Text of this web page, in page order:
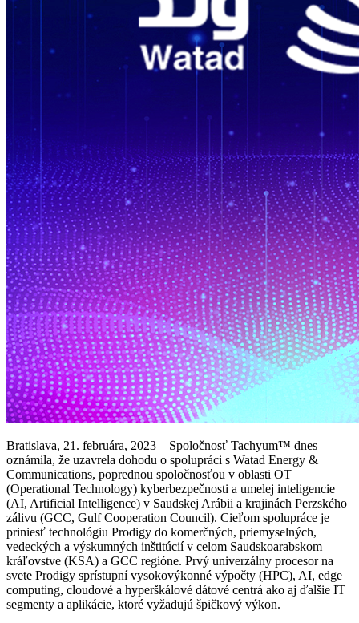
Bratislava, 21. februára, 2023 – Spoločnosť Tachyum™ dnes
oznámila, že uzavrela dohodu o spolupráci s Watad Energy &
Communications, poprednou spoločnosťou v oblasti OT
(Operational Technology) kyberbezpečnosti a umelej inteligencie
(AI, Artificial Intelligence) v Saudskej Arábii a krajinách Perzského
zálivu (GCC, Gulf Cooperation Council). Cieľom spolupráce je
priniesť technológiu Prodigy do komerčných, priemyselných,
vedeckých a výskumných inštitúcií v celom Saudskoarabskom
kráľovstve (KSA) a GCC regióne. Prvý univerzálny procesor na
svete Prodigy sprístupní vysokovýkonné výpočty (HPC), AI, edge
computing, cloudové a hyperškálové dátové centrá ako aj ďalšie IT
segmenty a aplikácie, ktoré vyžadujú špičkový výkon.